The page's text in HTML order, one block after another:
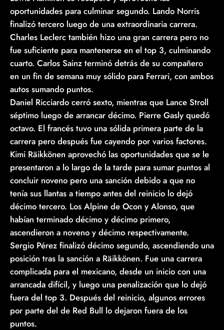
oportunidades para culminar segundo. Lando Norris
finalizó tercero luego de una extraordinaria carrera.
Charles Leclerc también hizo una gran carrera pero no
fue suficiente para mantenerse en el top 3, culminando
cuarto. Carlos Sainz terminó detrás de su compañero
en un fin de semana muy sólido para Ferrari, con ambos
autos sumando puntos.
Daniel Ricciardo cerró sexto, mientras que Lance Stroll
séptimo luego de arrancar décimo. Pierre Gasly quedó
octavo. El francés tuvo una sólida primera parte de la
carrera pero después fue cayendo por varios factores.
Kimi Räikkönen aprovechó las oportunidades que se le
presentaron a lo largo de la tarde para sumar puntos al
concluir noveno pero una sanción debido a que no
tenía sus llantas a tiempo antes del reinicio lo dejó
décimo tercero. Los Alpine de Ocon y Alonso, que
habían terminado décimo y décimo primero,
ascendieron a noveno y décimo respectivamente.
Sergio Pérez finalizó décimo segundo, ascendiendo una
posición tras la sanción a Räikkönen. Fue una carrera
complicada para el mexicano, desde un inicio con una
arrancada difícil, y luego una penalización que lo dejó
fuera del top 3. Después del reinicio, algunos errores
por parte del de Red Bull lo dejaron fuera de los
puntos.